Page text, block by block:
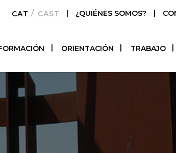
CATALÀCASTELLANO
| ¿QUIÉNES SOMOS? |
ORIENTACIÓN TRABAJO